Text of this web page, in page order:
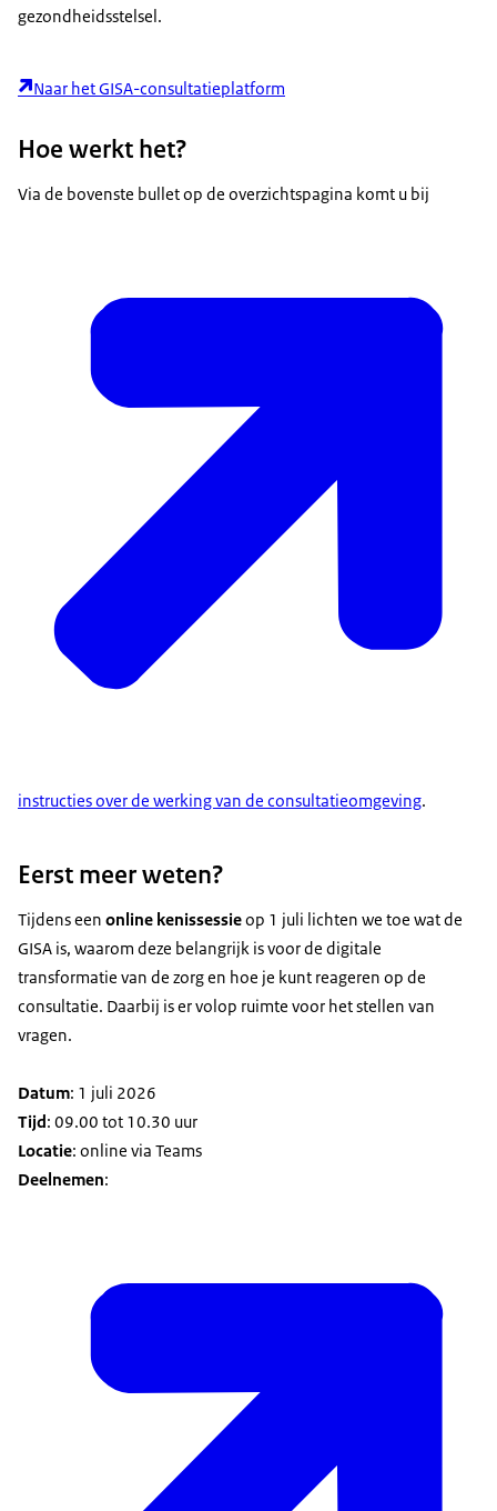
gezondheidsstelsel.
Naar het GISA-consultatieplatform
Hoe werkt het?
Via de bovenste bullet op de overzichtspagina komt u bij
instructies over de werking van de consultatieomgeving.
Eerst meer weten?
Tijdens een online kenissessieop 1 juli lichten we toe wat de
GISA is, waarom deze belangrijk is voor de digitale
transformatie van de zorg en hoe je kunt reageren op de
consultatie. Daarbij is er volop ruimte voor het stellen van
vragen.
Datum: 1 juli 2026
Tijd: 09.00 tot 10.30 uur
Locatie: online via Teams
Deelnemen: